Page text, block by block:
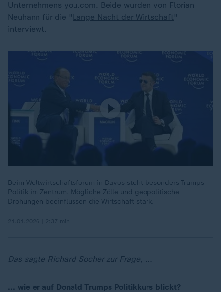
Unternehmens you.com. Beide wurden von Florian
Neuhann für die " Lange Nacht der Wirtschaft"
interviewt.
Beim Weltwirtschaftsforum in Davos steht besonders Trumps
Politik im Zentrum. Mögliche Zölle und geopolitische
Drohungen beeinflussen die Wirtschaft stark.
Das sagte Richard Socher zur Frage, ...
... wie er auf Donald Trumps Politikkurs blickt?